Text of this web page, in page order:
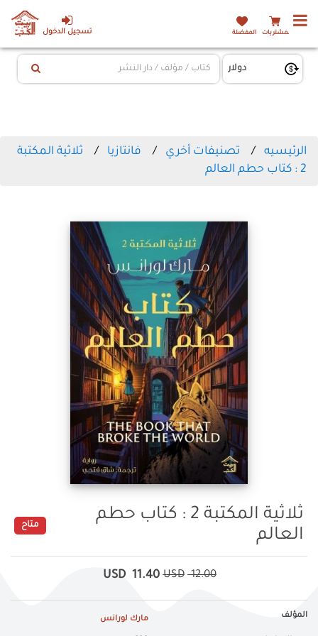
تسجيل الدخول المشتريات المفضلة
الرئيسيه تصنيفات أخري فانتازيا
ثلاثية المكتبة
2 : كتاب حطم العالم
ثلاثية المكتبة 2 : كتاب حطم
العالم
متاح
12.00
USD
11.40
USD
المؤلف مارك لورانس